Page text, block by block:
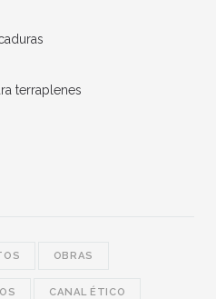
terraplenes
OBRAS
CANAL ÉTICO